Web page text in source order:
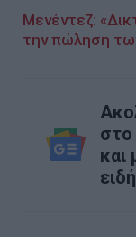
Μενέντεζ:
την πώληση
στο
και